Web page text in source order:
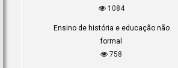
1084
Ensino de história e educação não
formal
758